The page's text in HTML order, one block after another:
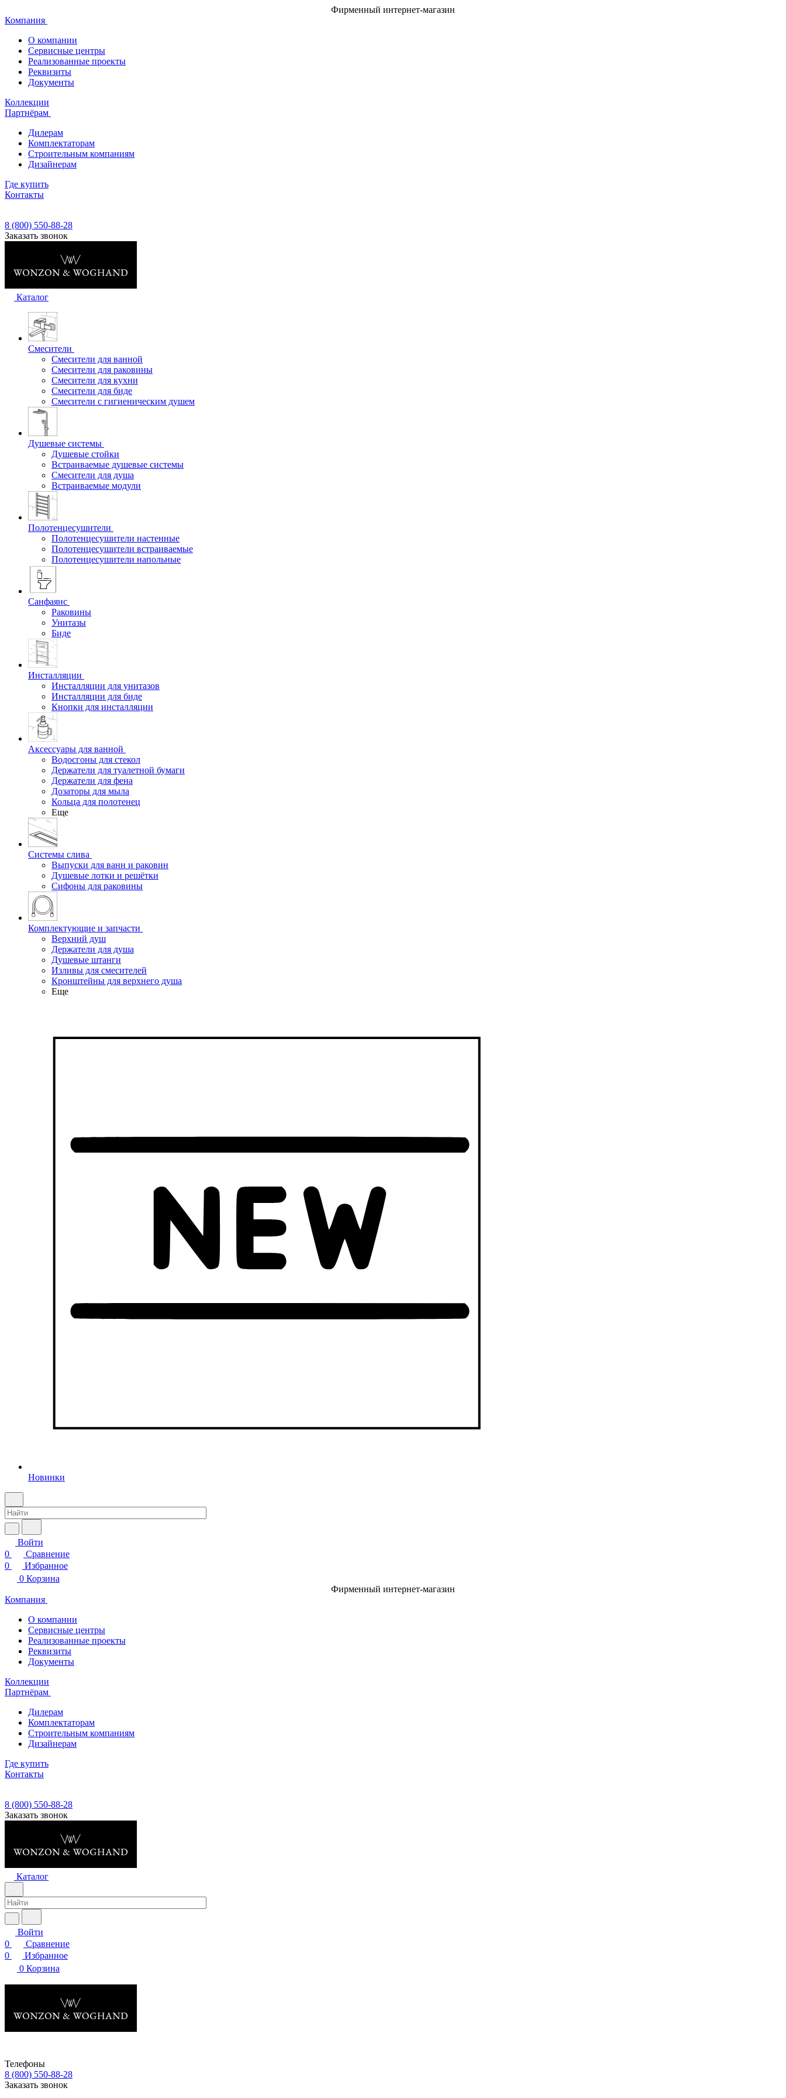
Фирменный интернет-магазин
Компания
О компании
Сервисные центры
Реализованные проекты
Реквизиты
Документы
Коллекции
Партнёрам
Дилерам
Комплектаторам
Строительным компаниям
Дизайнерам
Где купить
Контакты
8 (800) 550-88-28
Заказать звонок
Каталог
Смесители
Смесители для ванной
Смесители для раковины
Смесители для кухни
Смесители для биде
Смесители с гигиеническим душем
Душевые системы
Душевые стойки
Встраиваемые душевые системы
Смесители для душа
Встраиваемые модули
Полотенцесушители
Полотенцесушители настенные
Полотенцесушители встраиваемые
Полотенцесушители напольные
Санфаянс
Раковины
Унитазы
Биде
Инсталляции
Инсталляции для унитазов
Инсталляции для биде
Кнопки для инсталляции
Аксессуары для ванной
Водосгоны для стекол
Держатели для туалетной бумаги
Держатели для фена
Дозаторы для мыла
Кольца для полотенец
Еще
Системы слива
Выпуски для ванн и раковин
Душевые лотки и решётки
Сифоны для раковины
Комплектующие и запчасти
Верхний душ
Держатели для душа
Душевые штанги
Изливы для смесителей
Кронштейны для верхнего душа
Еще
Новинки
Войти
0
Сравнение
0
Избранное
0 Корзина
Фирменный интернет-магазин
Компания
О компании
Сервисные центры
Реализованные проекты
Реквизиты
Документы
Коллекции
Партнёрам
Дилерам
Комплектаторам
Строительным компаниям
Дизайнерам
Где купить
Контакты
8 (800) 550-88-28
Заказать звонок
Каталог
Войти
0
Сравнение
0
Избранное
0 Корзина
Телефоны
8 (800) 550-88-28
Заказать звонок